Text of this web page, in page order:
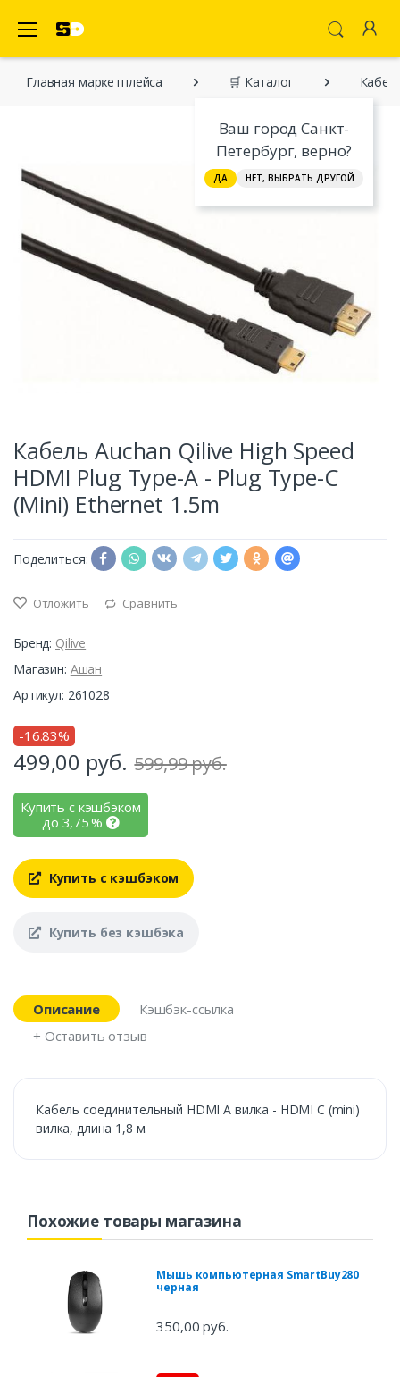
Ваш город Санкт-
Петербург, верно?
ДА НЕТ, ВЫБРАТЬ ДРУГОЙ
Главная марĸетплейса 🛒 Каталог
Кабель Auchan Qilive High Speed
HDMI Plug Type-A - Plug Type-C
(Mini) Ethernet 1.5m
Поделиться:
Отложить Сравнить
Бренд: Qilive
Магазин: Ашан
Артикул: 261028
-16.83%
499,00 руб. 599,99 руб.
Купить с кэшбэком
до 3,75%
Купить с кэшбэком
Купить без кэшбэка
Описание
Кэшбэк-ссылка
+ Оставить отзыв
Кабель соединительный HDMI А вилка - HDMI C (mini)
вилка, длина 1,8 м.
Похожие товары магазина
Мышь компьютерная SmartBuy280
черная
350,00 руб.